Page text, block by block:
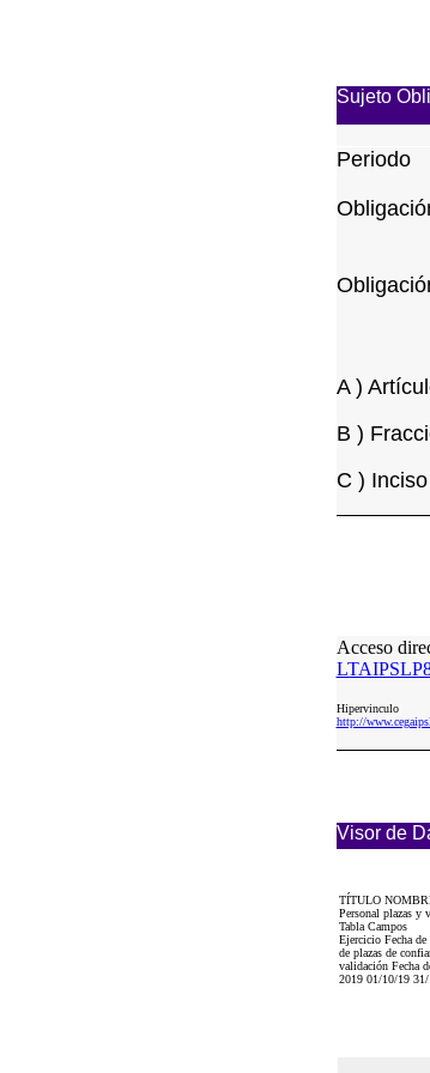
Sujeto
Periodo
A )
B )
C ) Inciso
Acceso
Hipervinculo
http://
Visor de
TÍTULO
Personal plazas y
Tabla Campos
Ejercicio Fecha de
de plazas de
validación Fecha
2019 01/10/19